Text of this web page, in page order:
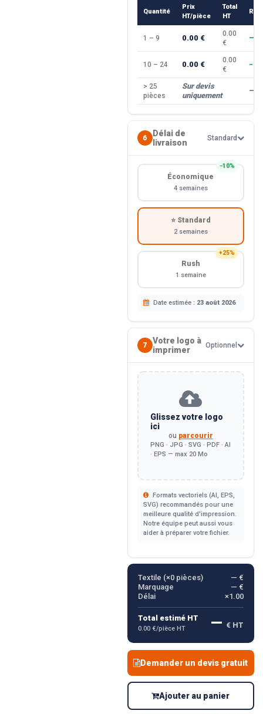
Quantité
Prix
HT/pièce
Total
HT
1 – 9 0.00 €
0.00
€
—
10 – 24 0.00 €
0.00
€
> 25
pièces
Sur devis
uniquement
—
6
Délai de
livraison
Standard
−10%
Économique
4 semaines
⭐ Standard
2 semaines
+25%
Rush
1 semaine
Date estimée : 23 août 2026
7
Votre logo à
imprimer
Optionnel
Glissez votre logo
ici
ou parcourir
PNG · JPG · SVG · PDF · AI
· EPS — max 20 Mo
Formats vectoriels (AI, EPS,
SVG) recommandés pour une
meilleure qualité d'impression.
Notre équipe peut aussi vous
aider à préparer votre fichier.
Textile (×0pièces)
— €
Marquage
— €
Délai
×1.00
Total estimé HT
0.00 €/pièce HT — € HT
Demander un devis gratuit
Ajouter au panier